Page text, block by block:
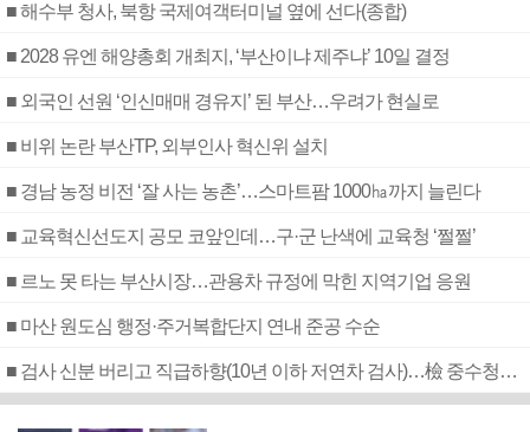
■ 해수부 청사, 북항 국제여객터미널 옆에 선다(종합)
■ 2028 유엔 해양총회 개최지, ‘부산이냐 제주냐’ 10일 결정
■ 외국인 선원 ‘인신매매 경유지’ 된 부산…우려가 현실로
■ 비위 논란 부산TP, 외부인사 혁신위 설치
■ 경남 농정 비전 ‘잘 사는 농촌’…스마트팜 1000㏊까지 늘린다
■ 교육혁신선도지 공모 코앞인데…구·군 난색에 교육청 ‘쩔쩔’
■ 르노 못 타는 부산시장…관용차 규정에 막힌 지역기업 응원
■ 마산 원도심 행정·주거복합단지 연내 준공 수순
■ 검사 신분 버리고 직급하향(10년 이하 저연차 검사)…檢 중수청행 기피